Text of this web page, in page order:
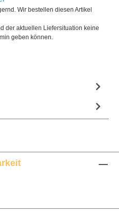
Wir bestellen diesen Artikel
der aktuellen Liefersituation keine
geben können.